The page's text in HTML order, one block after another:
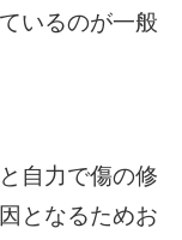
いるのが一般
自力で傷の修
となるためお